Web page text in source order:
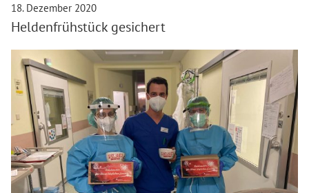
18. Dezember 2020
Heldenfrühstück gesichert